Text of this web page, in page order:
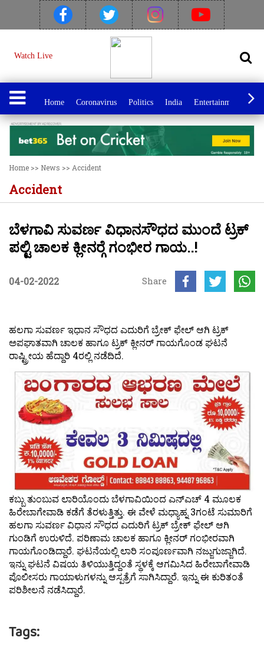
Watch Live
Home Coronavirus Politics India Entertainment
Home >> News >> Accident
Accident
ಬೆಳಗಾವಿ ಸುವರ್ಣ ವಿಧಾನಸೌಧದ ಮುಂದೆ ಟ್ರಕ್
ಪಲ್ಟಿ ಚಾಲಕ ಕ್ಲೀನರ್‍ಗೆ ಗಂಭೀರ ಗಾಯ..!
04-02-2022 Share
ಹಲಗಾ ಸುವರ್ಣ ಇಧಾನ ಸೌಧದ ಎದುರಿಗೆ ಬ್ರೇಕ್ ಫೇಲ್ ಆಗಿ ಟ್ರಕ್
ಅಪಘಾತವಾಗಿ ಚಾಲಕ ಹಾಗೂ ಟ್ರಕ್ ಕ್ಲೀನರ್ ಗಾಯಗೊಂಡ ಘಟನೆ
ರಾಷ್ಟ್ರೀಯ ಹೆದ್ದಾರಿ 4ರಲ್ಲಿ ನಡೆದಿದೆ.
ಕಬ್ಬು ತುಂಬುವ ಲಾರಿಯೊಂದು ಬೆಳಗಾವಿಯಿಂದ ಎನ್‍ಎಚ್ 4 ಮೂಲಕ
ಹಿರೇಬಾಗೇವಾಡಿ ಕಡೆಗೆ ತೆರಳುತ್ತಿತ್ತು. ಈ ವೇಳೆ ಮಧ್ಯಾಹ್ನ 3ಗಂಟೆ ಸುಮಾರಿಗೆ
ಹಲಗಾ ಸುವರ್ಣ ವಿಧಾನ ಸೌಧದ ಎದುರಿಗೆ ಟ್ರಕ್ ಬ್ರೇಕ್ ಫೇಲ್ ಆಗಿ
ಗುಂಡಿಗೆ ಉರುಳಿದೆ. ಪರಿಣಾಮ ಚಾಲಕ ಹಾಗೂ ಕ್ಲೀನರ್ ಗಂಭೀರವಾಗಿ
ಗಾಯಗೊಂಡಿದ್ದಾರೆ. ಘಟನೆಯಲ್ಲಿ ಲಾರಿ ಸಂಪೂರ್ಣವಾಗಿ ನಜ್ಜುಗುಜ್ಜಾಗಿದೆ.
ಇನ್ನು ಘಟನೆ ವಿಷಯ ತಿಳಿಯುತ್ತಿದ್ದಂತೆ ಸ್ಥಳಕ್ಕೆ ಆಗಮಿಸಿದ ಹಿರೇಬಾಗೇವಾಡಿ
ಪೊಲೀಸರು ಗಾಯಾಳುಗಳನ್ನು ಆಸ್ಪತ್ರೆಗೆ ಸಾಗಿಸಿದ್ದಾರೆ. ಇನ್ನು ಈ ಕುರಿತಂತೆ
ಪರಿಶೀಲನೆ ನಡೆಸಿದ್ದಾರೆ.
Tags: